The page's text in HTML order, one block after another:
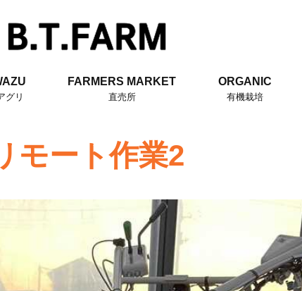
グリ
FARMERS MARKET
直売所
ORGANIC
有機栽培
モート作業2